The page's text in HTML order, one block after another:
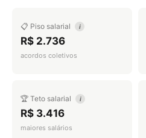
📋 Piso salarial i
R$ 2.736
acordos coletivos
🏆 Teto salarial i
R$ 3.416
maiores salários